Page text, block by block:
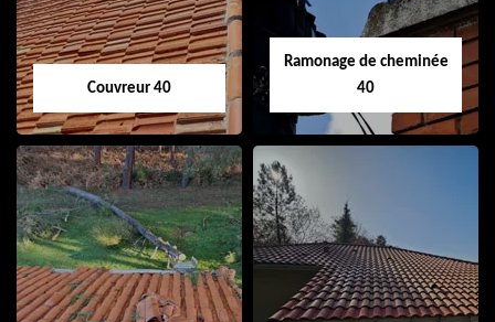
Couvreur 40
Couvreur 40
Ramonage de cheminée
40
Ramonage de
cheminée 40